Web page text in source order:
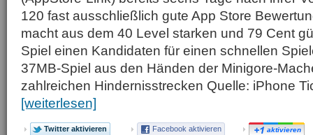
120 fast ausschließlich gute App Store
macht aus dem 40 Level starken und 79 Cent
Spiel einen Kandidaten für einen schnellen
37MB-Spiel aus den Händen der Minigore-
zahlreichen Hindernisstrecken Quelle: iPhone
[weiterlesen]
Twitter aktivieren Facebook aktivieren aktivieren